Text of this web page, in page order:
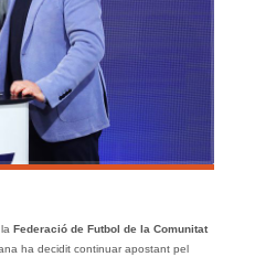
Federació de Futbol de la Comunitat
ha decidit continuar apostant pel